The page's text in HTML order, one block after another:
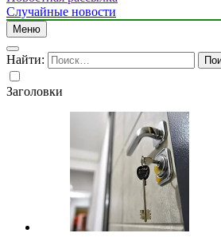
Случайные новости
Меню
Найти:
Заголовки